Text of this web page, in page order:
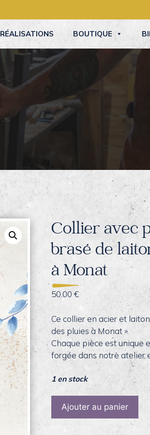
RÉALISATIONS BOUTIQUE
Collier avec
brasé de
à Monat
50.00 €
Ce collier en acier et
des pluies à Monat ».
Chaque pièce est unique
forgée dans notre atelier
1 en stock
quantité
Collier
Ajouter au panier